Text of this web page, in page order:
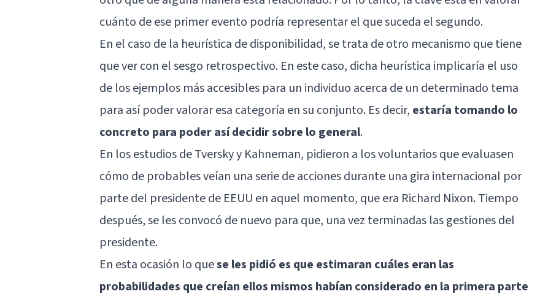
cuánto de ese primer evento podría representar el que suceda el segundo.
En el caso de la heurística de disponibilidad, se trata de otro mecanismo que tiene
que ver con el sesgo retrospectivo. En este caso, dicha heurística implicaría el uso
de los ejemplos más accesibles para un individuo acerca de un determinado tema
para así poder valorar esa categoría en su conjunto. Es decir, estaría tomando lo
concreto para poder así decidir sobre lo general.
En los estudios de Tversky y Kahneman, pidieron a los voluntarios que evaluasen
cómo de probables veían una serie de acciones durante una gira internacional por
parte del presidente de EEUU en aquel momento, que era Richard Nixon. Tiempo
después, se les convocó de nuevo para que, una vez terminadas las gestiones del
presidente.
En esta ocasión lo quese les pidió es que estimaran cuáles eran las
probabilidades que creían ellos mismos habían considerado en la primera parte